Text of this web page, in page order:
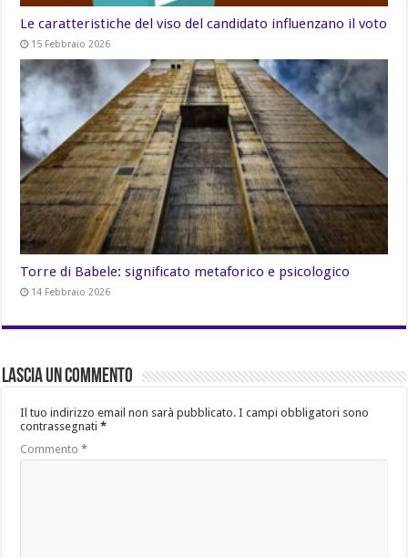
Le caratteristiche del viso del candidato influenzano il voto
15 Febbraio 2026
Torre di Babele: significato metaforico e psicologico
14 Febbraio 2026
Lascia un commento
Il tuo indirizzo email non sarà pubblicato. I campi obbligatori sono
contrassegnati*
Commento*